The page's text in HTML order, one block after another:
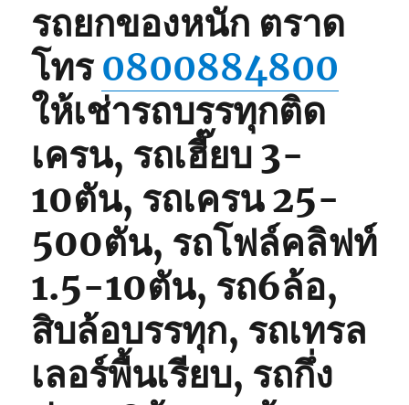
รถยกของหนัก ตราด
โทร0800884800
ให้เช่ารถบรรทุกติด
เครน, รถเฮี๊ยบ 3-
10ตัน, รถเครน 25-
500ตัน, รถโฟล์คลิฟท์
1.5-10ตัน, รถ6ล้อ,
สิบล้อบรรทุก, รถเทรล
เลอร์พื้นเรียบ, รถกึ่ง